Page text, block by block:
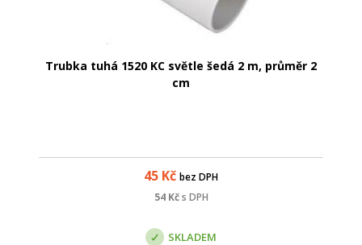
Trubka tuhá 1520 KC světle šedá 2 m, průměr 2
cm
45 Kč bez DPH
54Kč s DPH
SKLADEM